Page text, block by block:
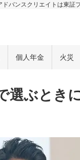
ドバンスクリエイトは東証
個人年金 火災
選ぶとき